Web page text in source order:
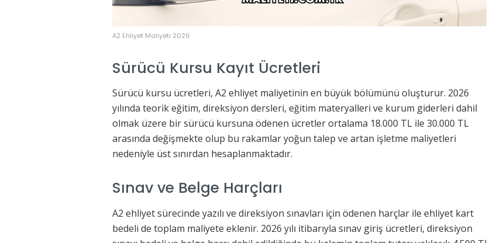
A2 Ehliyet Maliyeti 2026
Sürücü Kursu Kayıt Ücretleri
Sürücü kursu ücretleri, A2 ehliyet maliyetinin en büyük bölümünü oluşturur. 2026
yılında teorik eğitim, direksiyon dersleri, eğitim materyalleri ve kurum giderleri dahil
olmak üzere bir sürücü kursuna ödenen ücretler ortalama 18.000 TL ile 30.000 TL
arasında değişmekte olup bu rakamlar yoğun talep ve artan işletme maliyetleri
nedeniyle üst sınırdan hesaplanmaktadır.
Sınav ve Belge Harçları
A2 ehliyet sürecinde yazılı ve direksiyon sınavları için ödenen harçlar ile ehliyet kart
bedeli de toplam maliyete eklenir. 2026 yılı itibarıyla sınav giriş ücretleri, direksiyon